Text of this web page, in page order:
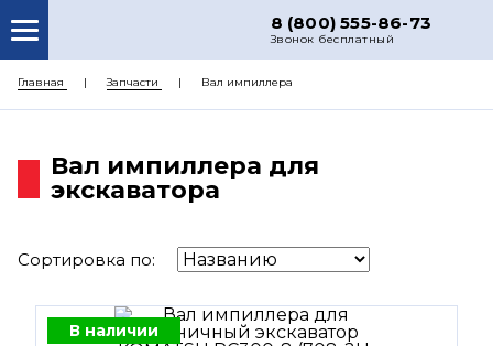
8 (800) 555-86-73
Звонок бесплатный
О НАС
РЕМОНТ
ДОСТАВКА
ЦЕНЫ
Главная Запчасти Вал импиллера
Вал импиллера для
экскаватора
Сортировка по:
В наличии